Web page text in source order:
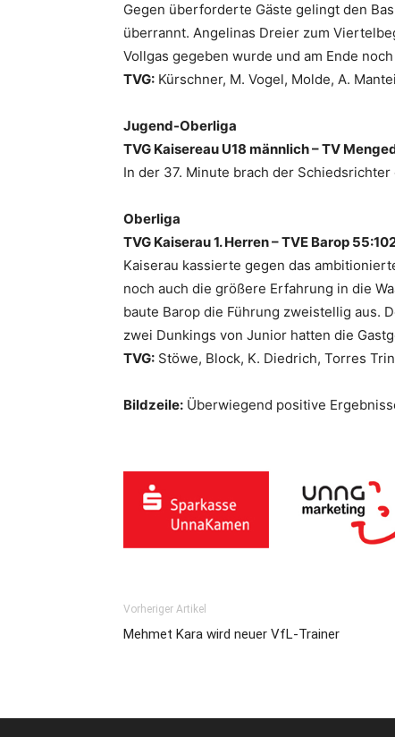
Gegen überforderte Gäste gelingt den
überrannt. Angelinas Dreier zum
Vollgas gegeben wurde und am Ende
TVG: Kürschner, M. Vogel, Molde, A.
Jugend-Oberliga
TVG Kaisereau U18 männlich – TV
In der 37. Minute brach der Schiedsrichter
Oberliga
TVG Kaiserau 1. Herren – TVE Barop
Kaiserau kassierte gegen das
noch auch die größere Erfahrung in die
baute Barop die Führung zweistellig aus.
zwei Dunkings von Junior hatten die
TVG: Stöwe, Block, K. Diedrich, Torres
Bildzeile: Überwiegend positive
Vorheriger Artikel
Mehmet Kara wird neuer VfL-Trainer